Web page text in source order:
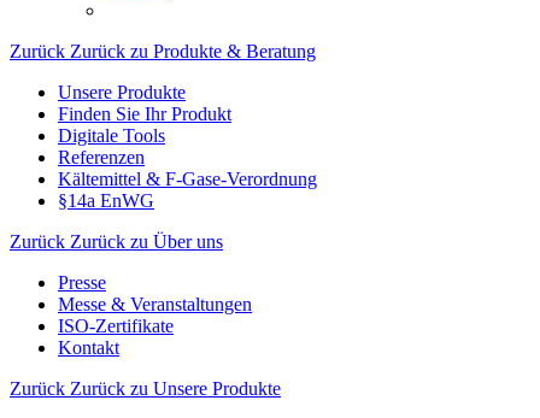
Zurück Zurück zu Produkte & Beratung
Unsere Produkte
Finden Sie Ihr Produkt
Digitale Tools
Referenzen
Kältemittel & F-Gase-Verordnung
§14a EnWG
Zurück Zurück zu Über uns
Presse
Messe & Veranstaltungen
ISO-Zertifikate
Kontakt
Zurück Zurück zu Unsere Produkte